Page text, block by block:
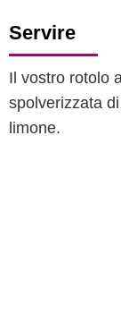
Servire
Il vostro rotolo
spolverizzata
limone.